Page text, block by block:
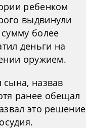
ребенком
выдвинули
более
деньги на
оружием.
назвав
ранее обещал
это решение